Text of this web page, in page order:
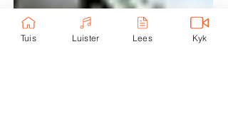
Tuis Luister Lees Kyk